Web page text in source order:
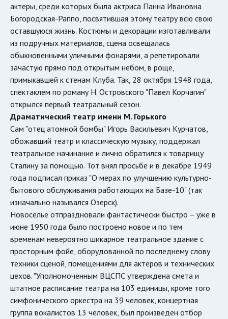
актеры, среди которых была актриса Панна Ивановна
Богородская-Раппо, посвятившая этому театру всю свою
оставшуюся жизнь. Костюмы и декорации изготавливали
из подручных материалов, сцена освещалась
обыкновенными уличными фонарями, а репетировали
зачастую прямо под открытым небом, в роще,
примыкавшей к стенам Клуба. Так, 28 октября 1948 года,
спектаклем по роману Н. Островского "Павел Корчагин"
открылся первый театральный сезон.
Драматический театр имени М. Горького
Сам "отец атомной бомбы" Игорь Васильевич Курчатов,
обожавший театр и классическую музыку, поддержал
театральное начинание и лично обратился к товарищу
Сталину за помощью. Тот внял просьбе и в декабре 1949
года подписал приказ "О мерах по улучшению культурно-
бытового обслуживания работающих на Базе-10" (так
изначально назывался Озерск).
Новоселье отпраздновали фантастически быстро – уже в
июне 1950 года было построено новое и по тем
временам невероятно шикарное театральное здание с
просторным фойе, оборудованной по последнему слову
техники сценой, помещениями для актеров и технических
цехов. "Уполномоченным ВЦСПС утверждена смета и
штатное расписание театра на 103 единицы, кроме того
симфонического оркестра на 39 человек, концертная
группа вокалистов 13 человек, был произведен отбор